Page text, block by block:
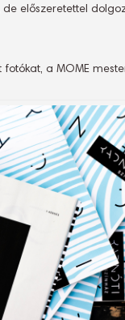
előszeretettel
a MOME